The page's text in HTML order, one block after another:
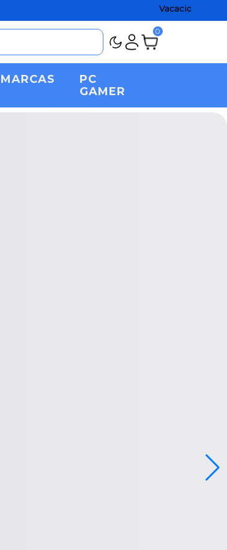
Vacaciones Agostinas
0
MARCAS
PC
GAMER